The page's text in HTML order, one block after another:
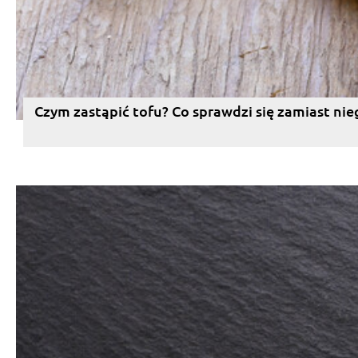
Czym zastąpić tofu? Co sprawdzi się zamiast